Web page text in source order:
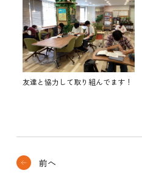
友達と協力して取り組んでます！
前へ